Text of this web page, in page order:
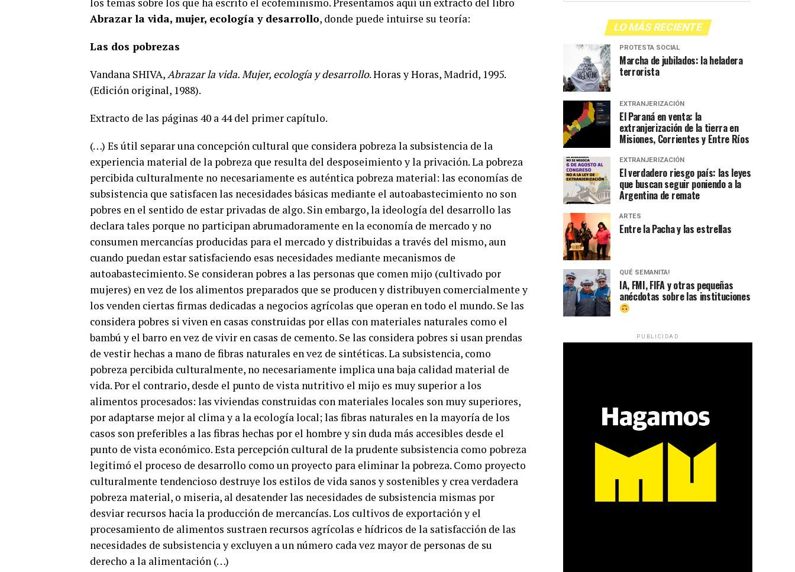
Abrazar la vida, mujer, ecología y desarrollo, donde puede intuirse su teoría:
Las dos pobrezas
Vandana SHIVA,Abrazar la vida. Mujer, ecología y desarrollo. Horas y Horas, Madrid, 1995.
(Edición original, 1988).
Extracto de las páginas 40 a 44 del primer capítulo.
(…) Es útil separar una concepción cultural que considera pobreza la subsistencia de la
experiencia material de la pobreza que resulta del desposeimiento y la privación. La pobreza
percibida culturalmente no necesariamente es auténtica pobreza material: las economías de
subsistencia que satisfacen las necesidades básicas mediante el autoabastecimiento no son
pobres en el sentido de estar privadas de algo. Sin embargo, la ideología del desarrollo las
declara tales porque no participan abrumadoramente en la economía de mercado y no
consumen mercancías producidas para el mercado y distribuidas a través del mismo, aun
cuando puedan estar satisfaciendo esas necesidades mediante mecanismos de
autoabastecimiento. Se consideran pobres a las personas que comen mijo (cultivado por
mujeres) en vez de los alimentos preparados que se producen y distribuyen comercialmente y
los venden ciertas firmas dedicadas a negocios agrícolas que operan en todo el mundo. Se las
considera pobres si viven en casas construidas por ellas con materiales naturales como el
bambú y el barro en vez de vivir en casas de cemento. Se las considera pobres si usan prendas
de vestir hechas a mano de fibras naturales en vez de sintéticas. La subsistencia, como
pobreza percibida culturalmente, no necesariamente implica una baja calidad material de
vida. Por el contrario, desde el punto de vista nutritivo el mijo es muy superior a los
alimentos procesados: las viviendas construidas con materiales locales son muy superiores,
por adaptarse mejor al clima y a la ecología local; las fibras naturales en la mayoría de los
casos son preferibles a las fibras hechas por el hombre y sin duda más accesibles desde el
punto de vista económico. Esta percepción cultural de la prudente subsistencia como pobreza
legitimó el proceso de desarrollo como un proyecto para eliminar la pobreza. Como proyecto
culturalmente tendencioso destruye los estilos de vida sanos y sostenibles y crea verdadera
pobreza material, o miseria, al desatender las necesidades de subsistencia mismas por
desviar recursos hacia la producción de mercancías. Los cultivos de exportación y el
procesamiento de alimentos sustraen recursos agrícolas e hídricos de la satisfacción de las
necesidades de subsistencia y excluyen a un número cada vez mayor de personas de su
derecho a la alimentación (…)
LO MÁS RECIENTE
PROTESTA SOCIAL
Marcha de jubilados: la heladera
terrorista
EXTRANJERIZACIÓN
El Paraná en venta: la
extranjerización de la tierra en
Misiones, Corrientes y Entre Ríos
EXTRANJERIZACIÓN
El verdadero riesgo país: las leyes
que buscan seguir poniendo a la
Argentina de remate
ARTES
Entre la Pacha y las estrellas
QUÉ SEMANITA!
IA, FMI, FIFA y otras pequeñas
anécdotas sobre las instituciones
PUBLICIDAD